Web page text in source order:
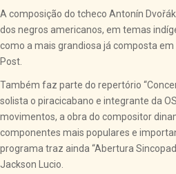
A composição do tcheco Antonín
dos negros americanos, em temas
como a mais grandiosa já composta
Post.
Também faz parte do repertório
solista o piracicabano e integrante da
movimentos, a obra do compositor
componentes mais populares e
programa traz ainda “Abertura
Jackson Lucio.